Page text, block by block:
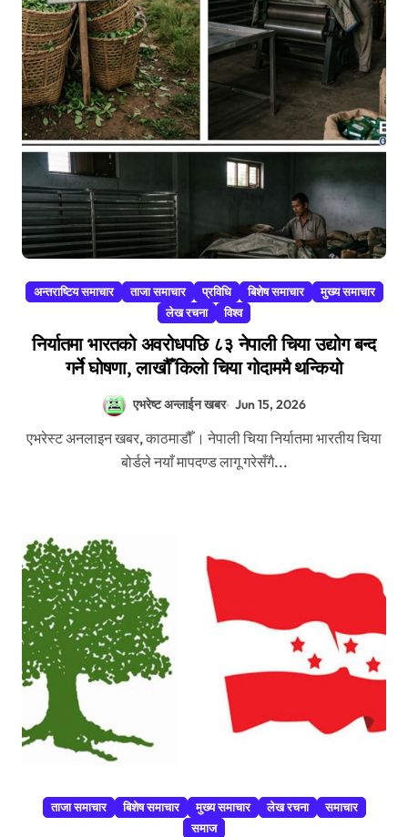
अन्तराष्टिय समाचार ताजा समाचार प्रविधि बिशेष समाचार
मुख्य समाचार
लेख रचना
विश्व
निर्यातमा भारतको अवरोधपछि ८३ नेपाली चिया उद्योग बन्द
गर्ने घोषणा, लाखौँ किलो चिया गोदाममै थन्कियो
एभरेष्ट अन्लाईन खबर Jun 15, 2026
एभरेस्ट अनलाइन खबर, काठमाडौँ । नेपाली चिया निर्यातमा भारतीय चिया
बोर्डले नयाँ मापदण्ड लागू गरेसँगै...
ताजा समाचार बिशेष समाचार मुख्य समाचार लेख रचना
समाचार
समाज